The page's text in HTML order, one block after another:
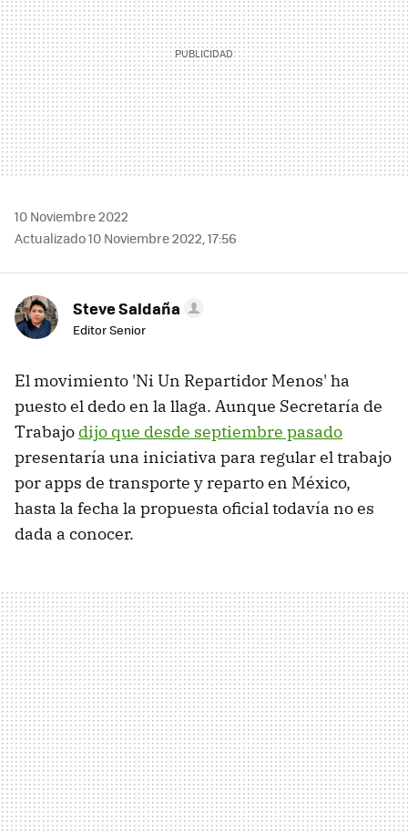
10 Noviembre 2022
Actualizado 10 Noviembre 2022, 17:56
Steve Saldaña
Editor Senior
El movimiento 'Ni Un Repartidor Menos' ha
puesto el dedo en la llaga. Aunque Secretaría de
Trabajo dijo que desde septiembre pasado
presentaría una iniciativa para regular el trabajo
por apps de transporte y reparto en México,
hasta la fecha la propuesta oficial todavía no es
dada a conocer.